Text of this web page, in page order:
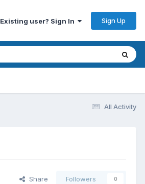
Existing user? Sign In Sign Up
All Activity
Share Followers 0